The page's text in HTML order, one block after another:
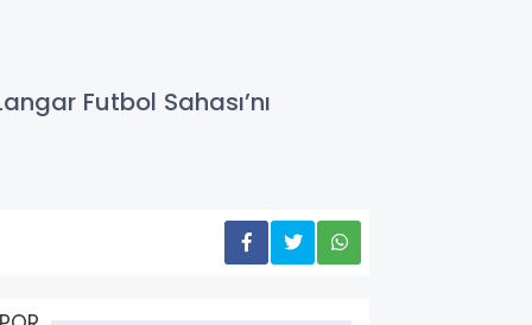
Futbol Sahası’nı